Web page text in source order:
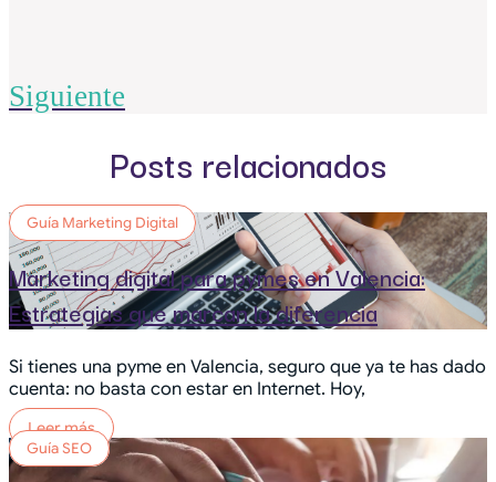
Siguiente
Posts relacionados
Guía Marketing Digital
Marketing digital para pymes en Valencia:
Estrategias que marcan la diferencia
Si tienes una pyme en Valencia, seguro que ya te has dado
cuenta: no basta con estar en Internet. Hoy,
Leer más
Guía SEO